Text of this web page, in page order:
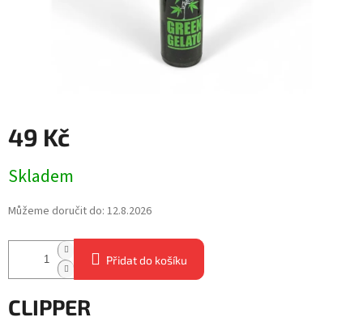
49 Kč
cena:
Skladem
Můžeme doručit do: 12.8.2026
Přidat do košíku
CLIPPER